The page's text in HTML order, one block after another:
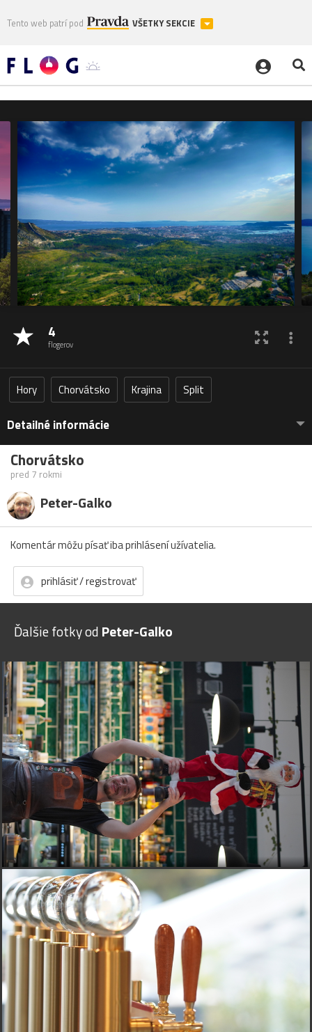
Tento web patrí pod VŠETKY SEKCIE
4
flogerov
Hory Chorvátsko Krajina Split
Detailné informácie
Chorvátsko
pred 7 rokmi
Peter-Galko
Komentár môžu písať iba prihlásení užívatelia.
prihlásiť / registrovať
Ďalšie fotky od Peter-Galko